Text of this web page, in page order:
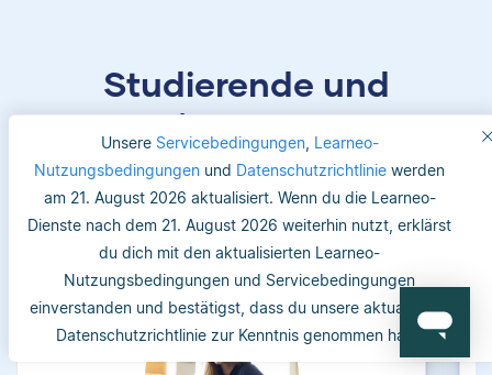
Unsere Servicebedingungen, Learneo-
Nutzungsbedingungen und Datenschutzrichtlinie werden
am 21. August 2026 aktualisiert. Wenn du die Learneo-
Dienste nach dem 21. August 2026 weiterhin nutzt, erklärst
du dich mit den aktualisierten Learneo-
Nutzungsbedingungen und Servicebedingungen
einverstanden und bestätigst, dass du unsere aktualisierte
Datenschutzrichtlinie zur Kenntnis genommen hast.
Studierende und
Betreuer/-innen vertrauen
uns